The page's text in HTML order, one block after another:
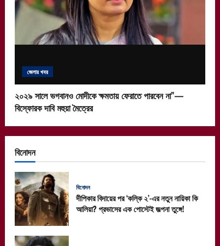
জেলার খবর
২০২৯ সালে ভগবানও মোদীকে ক্ষমতায় ফেরাতে পারবেন না”—
বিস্ফোরক দাবি মহুয়া মৈত্রের
বিনোদন
বিনোদন
দীপিকার বিদায়ের পর ‘কল্কি ২’-এর নতুন নায়িকা কি
আলিয়া? প্রভাসের এক পোস্টেই জল্পনা তুঙ্গে!